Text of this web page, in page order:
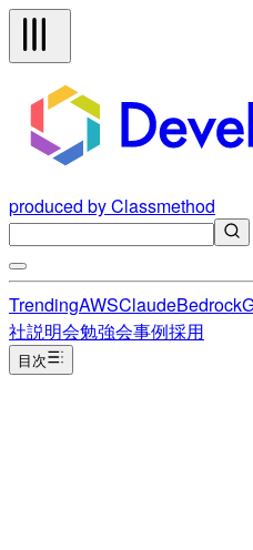
produced by Classmethod
TrendingAWSClaudeBedrock
社説明会勉強会事例採用
目次